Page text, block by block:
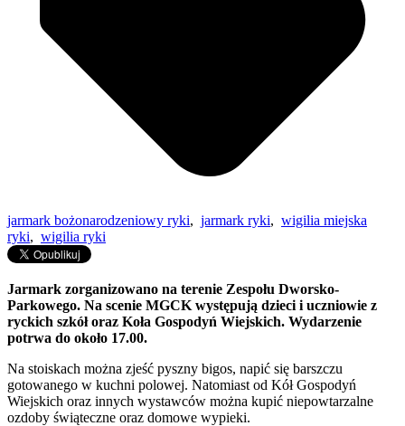
jarmark bożonarodzeniowy ryki, jarmark ryki, wigilia miejska
ryki, wigilia ryki
Jarmark zorganizowano na terenie Zespołu Dworsko-
Parkowego. Na scenie MGCK występują dzieci i uczniowie z
ryckich szkół oraz Koła Gospodyń Wiejskich. Wydarzenie
potrwa do około 17.00.
Na stoiskach można zjeść pyszny bigos, napić się barszczu
gotowanego w kuchni polowej. Natomiast od Kół Gospodyń
Wiejskich oraz innych wystawców można kupić niepowtarzalne
ozdoby świąteczne oraz domowe wypieki.